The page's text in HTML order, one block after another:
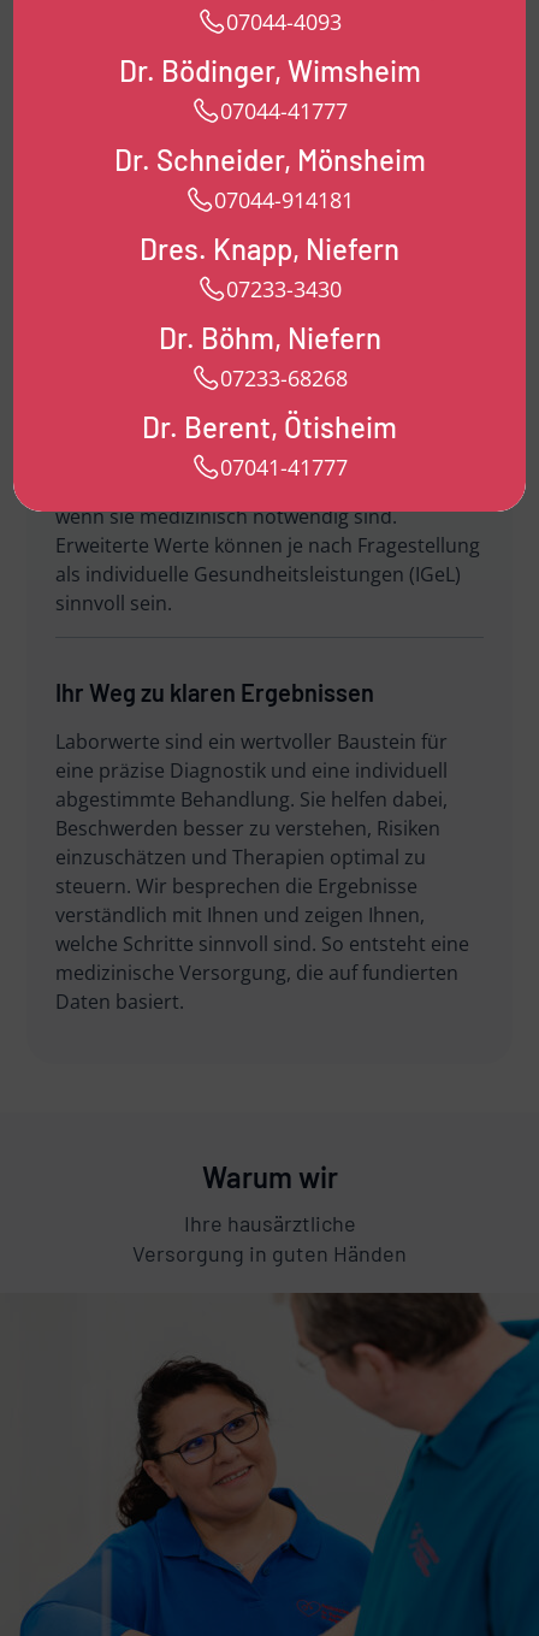
oder Erschöpfung
Verdacht auf Infektionen oder
bestehenden Erkrankungen wie Diabetes,
Schilddrüsenstörungen oder Herz-
Kreislauf-Problemen
regelmäßiger Kontrolle bei chronischen
Vorsorgeuntersuchungen und
Gesundheits-Check-ups
unklaren Symptomen, die weitere
Abklärung erfordern
Viele Laboruntersuchungen werden von der
gesetzlichen Krankenkasse übernommen,
wenn sie medizinisch notwendig sind.
Erweiterte Werte können je nach Fragestellung
als individuelle Gesundheitsleistungen (IGeL)
sinnvoll sein.
Ihr Weg zu klaren Ergebnissen
Laborwerte sind ein wertvoller Baustein für
eine präzise Diagnostik und eine individuell
abgestimmte Behandlung. Sie helfen dabei,
Beschwerden besser zu verstehen, Risiken
einzuschätzen und Therapien optimal zu
steuern. Wir besprechen die Ergebnisse
verständlich mit Ihnen und zeigen Ihnen,
welche Schritte sinnvoll sind. So entsteht eine
medizinische Versorgung, die auf fundierten
Daten basiert.
Warum wir
Ihre hausärztliche
Versorgung in guten Händen
07044-4093
Dr. Bödinger, Wimsheim
07044-41777
Dr. Schneider, Mönsheim
07044-914181
Dres. Knapp, Niefern
07233-3430
Dr. Böhm, Niefern
07233-68268
Dr. Berent, Ötisheim
07041-41777